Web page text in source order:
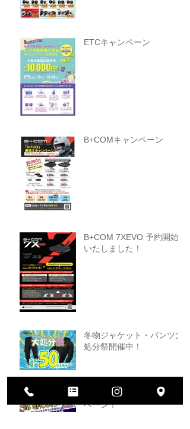
ETCキャンペーン
B+COMキャンペーン
B+COM 7XEVO 予約開始
いたしました！
冬物ジャケット・パンツ大
処分祭開催中！
ヘルメット買い替えキャン
ペーン！